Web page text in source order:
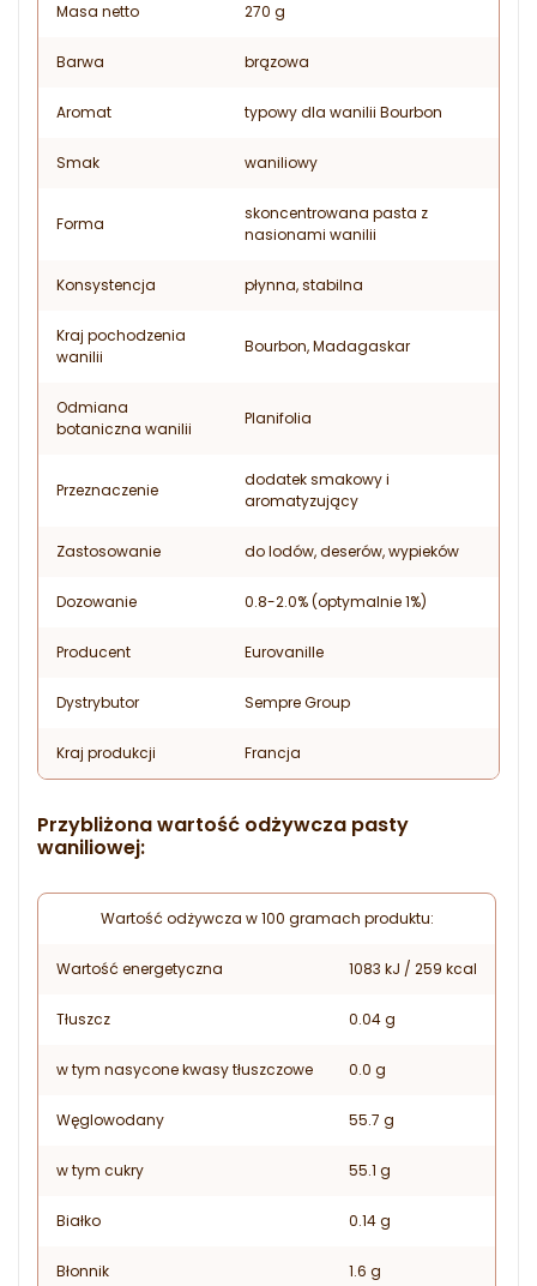
Masa netto 270 g
Barwa brązowa
Aromat typowy dla wanilii Bourbon
Smak waniliowy
Forma
skoncentrowana pasta z
nasionami wanilii
Konsystencja płynna, stabilna
Kraj pochodzenia
wanilii
Bourbon, Madagaskar
Odmiana
botaniczna wanilii
Planifolia
Przeznaczenie
dodatek smakowy i
aromatyzujący
Zastosowanie do lodów, deserów, wypieków
Dozowanie 0.8-2.0% (optymalnie 1%)
Producent Eurovanille
Dystrybutor Sempre Group
Kraj produkcji Francja
Przybliżona wartość odżywcza pasty
waniliowej:
Wartość odżywcza w 100 gramach produktu:
Wartość energetyczna 1083 kJ / 259 kcal
Tłuszcz 0.04 g
w tym nasycone kwasy tłuszczowe 0.0 g
Węglowodany 55.7 g
w tym cukry 55.1 g
Białko 0.14 g
Błonnik 1.6 g